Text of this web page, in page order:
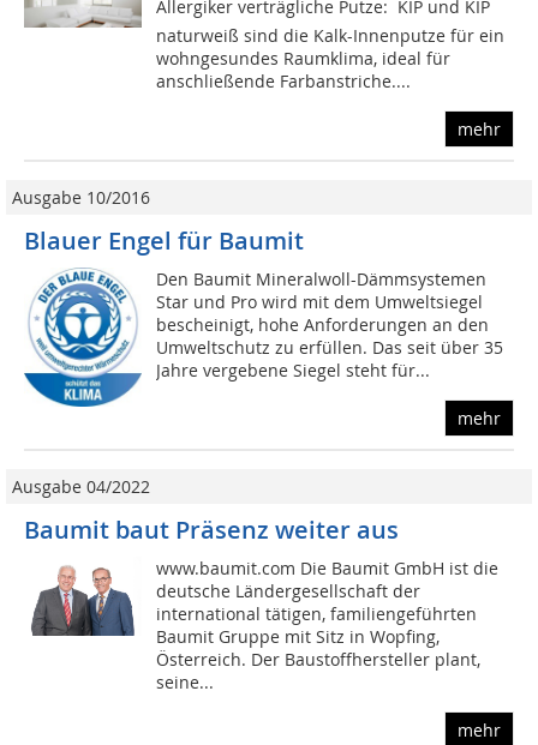
Allergiker verträgliche Putze:  KIP und KIP
naturweiß sind die Kalk-Innenputze für ein
wohngesundes Raumklima, ideal für
anschließende Farbanstriche....
mehr
Ausgabe 10/2016
Blauer Engel für Baumit
Den Baumit Mineralwoll-Dämmsystemen
Star und Pro wird mit dem Umweltsiegel
bescheinigt, hohe Anforderungen an den
Umweltschutz zu erfüllen. Das seit über 35
Jahre vergebene Siegel steht für...
mehr
Ausgabe 04/2022
Baumit baut Präsenz weiter aus
www.baumit.com Die Baumit GmbH ist die
deutsche Ländergesellschaft der
international tätigen, familiengeführten
Baumit Gruppe mit Sitz in Wopfing,
Österreich. Der Baustoffhersteller plant,
seine...
mehr